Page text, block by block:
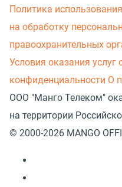
Политика
на обработку
правоохранительных
Условия оказания услуг
конфиденциальности О
ООО "Манго Телеком"
на территории
© 2000-2026 MANGO